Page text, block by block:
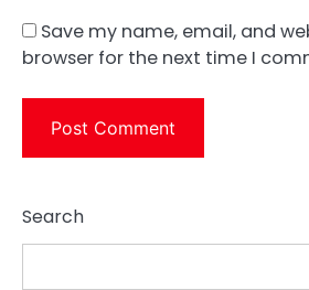
Save my name, email, and
browser for the next time I
Search